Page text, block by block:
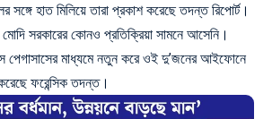
সঙ্গে হাত মিলিয়ে তারা প্রকাশ করেছে তদন্ত রিপোর্ট।
সরকারের কোনও প্রতিক্রিয়া সামনে আসেনি।
পেগাসাসের মাধ্যমে নতুন করে ওই দু’জনের আইফোনে
ফরেন্সিক তদন্ত।